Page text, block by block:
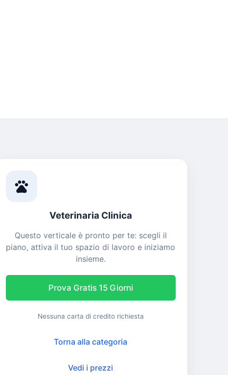
pets
Veterinaria Clinica
Questo verticale è pronto per te: scegli il
piano, attiva il tuo spazio di lavoro e iniziamo
insieme.
Prova Gratis 15 Giorni
Nessuna carta di credito richiesta
Torna alla categoria
Vedi i prezzi